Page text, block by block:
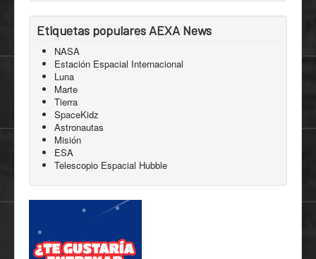
Etiquetas populares AEXA News
NASA
Estación Espacial Internacional
Luna
Marte
Tierra
SpaceKidz
Astronautas
Misión
ESA
Telescopio Espacial Hubble